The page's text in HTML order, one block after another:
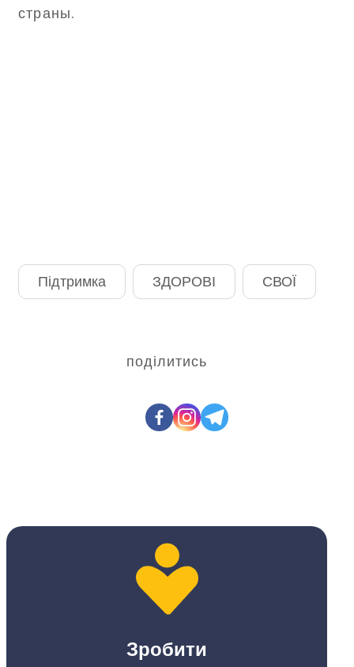
страны.
Підтримка ЗДОРОВІ СВОЇ
поділитись
Зробити